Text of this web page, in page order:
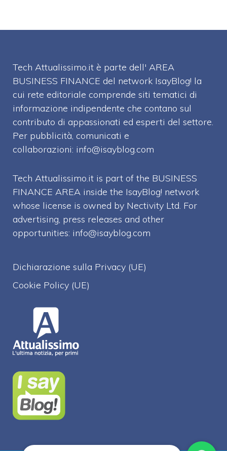
Tech Attualissimo.it è parte dell' AREA
BUSINESS FINANCE del network IsayBlog! la
cui rete editoriale comprende siti tematici di
informazione indipendente che contano sul
contributo di appassionati ed esperti del settore.
Per pubblicità, comunicati e
collaborazioni: info@isayblog.com
Tech Attualissimo.it is part of the BUSINESS
FINANCE AREA inside the IsayBlog! network
whose license is owned by Nectivity Ltd. For
advertising, press releases and other
opportunities: info@isayblog.com
Dichiarazione sulla Privacy (UE)
Cookie Policy (UE)